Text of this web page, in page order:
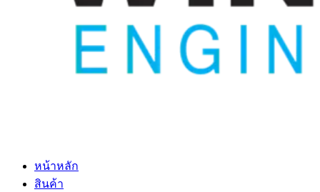
หน้าหลัก
สินค้า